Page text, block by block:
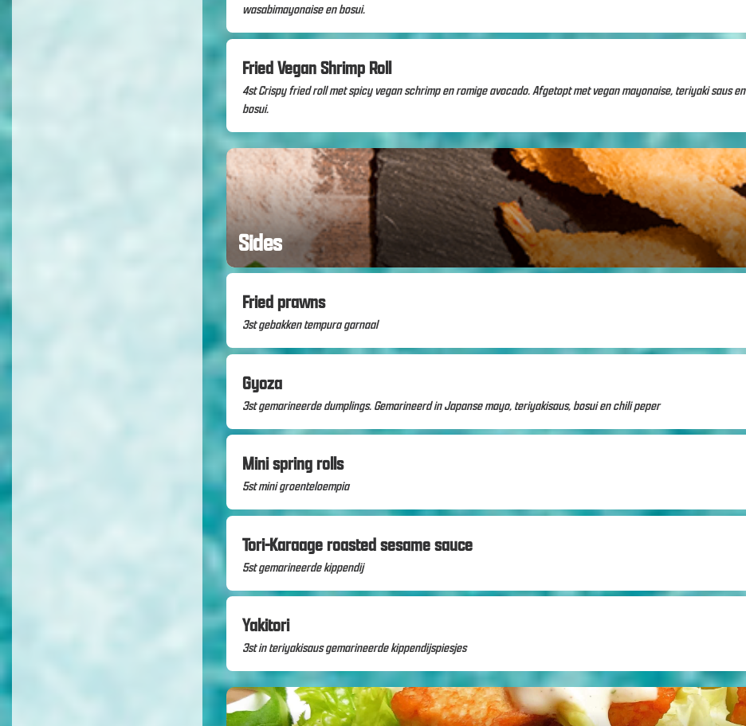
wasabimayonaise en bosui.
Fried Vegan Shrimp Roll
4st Crispy fried roll met spicy vegan schrimp en romige avocado. Afgetopt met vegan mayonaise, teriyaki saus en
bosui.
Sides
Fried prawns
3st gebakken tempura garnaal
Gyoza
3st gemarineerde dumplings. Gemarineerd in Japanse mayo, teriyakisaus, bosui en chili peper
Mini spring rolls
5st mini groenteloempia
Tori-Karaage roasted sesame sauce
5st gemarineerde kippendij
Yakitori
3st in teriyakisaus gemarineerde kippendijspiesjes